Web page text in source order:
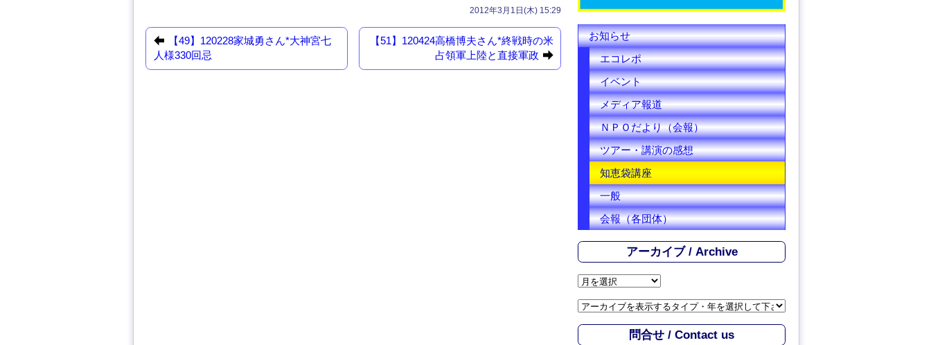
c
e
b
st
o
d
ail
2012年3月1日(木) 15:29
【49】120228家城勇さん*大神宮七
人様330回忌
【51】120424高橋博夫さん*終戦時の米
占領軍上陸と直接軍政
a
n
n
e
l
お知らせ
エコレポ
イベント
メディア報道
ＮＰＯだより（会報）
ツアー・講演の感想
知恵袋講座
一般
会報（各団体）
アーカイブ / Archive
ア
カ
イ
ブ
問合せ / Contact us